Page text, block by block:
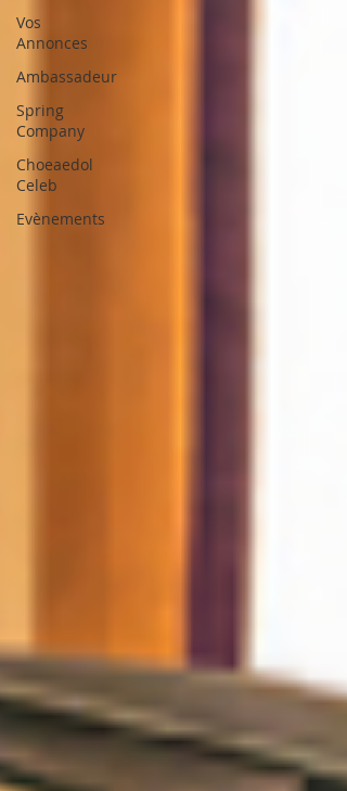
Vos
Annonces
Ambassadeur
Spring
Company
Choeaedol
Celeb
Evènements